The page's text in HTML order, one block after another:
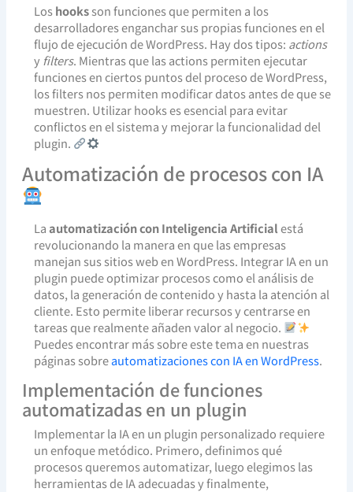
Loshooksson funciones que permiten a los
desarrolladores enganchar sus propias funciones en el
flujo de ejecución de WordPress. Hay dos tipos: actions
y filters. Mientras que las actions permiten ejecutar
funciones en ciertos puntos del proceso de WordPress,
los filters nos permiten modificar datos antes de que se
muestren. Utilizar hooks es esencial para evitar
conflictos en el sistema y mejorar la funcionalidad del
plugin.
Automatización de procesos con IA
Laautomatización con Inteligencia Artificialestá
revolucionando la manera en que las empresas
manejan sus sitios web en WordPress. Integrar IA en un
plugin puede optimizar procesos como el análisis de
datos, la generación de contenido y hasta la atención al
cliente. Esto permite liberar recursos y centrarse en
tareas que realmente añaden valor al negocio.
Puedes encontrar más sobre este tema en nuestras
páginas sobreautomatizaciones con IA en WordPress.
Implementación de funciones
automatizadas en un plugin
Implementar la IA en un plugin personalizado requiere
un enfoque metódico. Primero, definimos qué
procesos queremos automatizar, luego elegimos las
herramientas de IA adecuadas y finalmente,